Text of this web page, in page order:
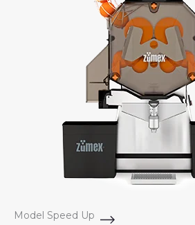
Model Speed Up